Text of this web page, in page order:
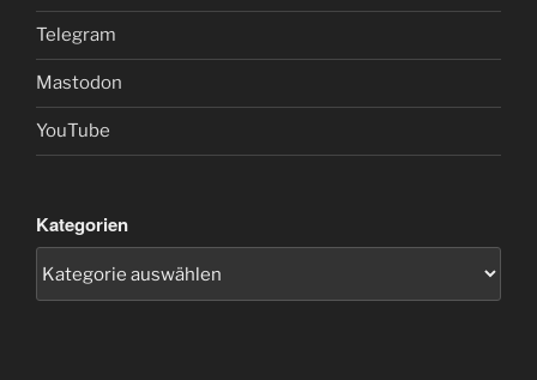
Telegram
Mastodon
YouTube
Kategorien